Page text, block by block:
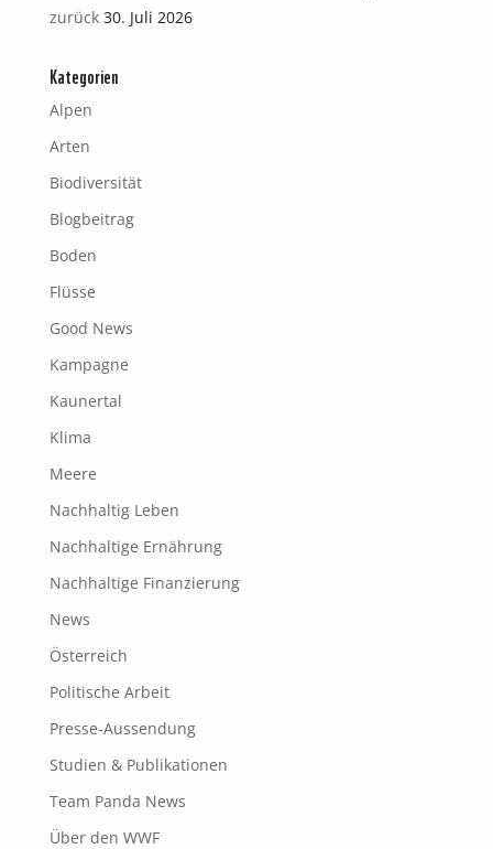
zurück 30. Juli 2026
Kategorien
Alpen
Arten
Biodiversität
Blogbeitrag
Boden
Flüsse
Good News
Kampagne
Kaunertal
Klima
Meere
Nachhaltig Leben
Nachhaltige Ernährung
Nachhaltige Finanzierung
News
Österreich
Politische Arbeit
Presse-Aussendung
Studien & Publikationen
Team Panda News
Über den WWF